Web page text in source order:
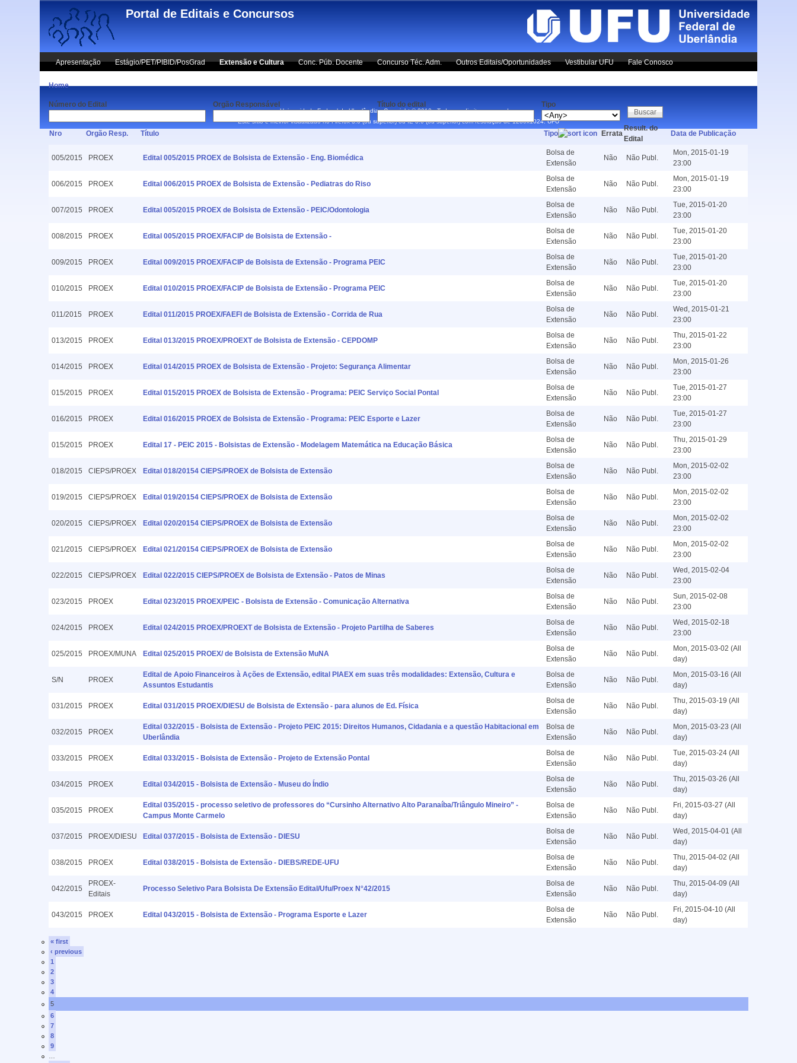
Skip to main content
Portal de Editais e Concursos
Apresentação Estágio/PET/PIBID/PosGrad Extensão e Cultura Conc. Púb. Docente Concurso Téc. Adm. Outros Editais/Oportunidades Vestibular UFU Fale Conosco
Home
Número do Edital Orgão Responsável Título do edital Tipo
Nro Orgão Resp. Título Tipo Errata
Result. do
Edital
Data de Publicação
005/2015 PROEX Edital 005/2015 PROEX de Bolsista de Extensão - Eng. Biomédica
Bolsa de
Extensão
Não Não Publ.
Mon, 2015-01-19
23:00
006/2015 PROEX Edital 006/2015 PROEX de Bolsista de Extensão - Pediatras do Riso
Bolsa de
Extensão
Não Não Publ.
Mon, 2015-01-19
23:00
007/2015 PROEX Edital 005/2015 PROEX de Bolsista de Extensão - PEIC/Odontologia
Bolsa de
Extensão
Não Não Publ.
Tue, 2015-01-20
23:00
008/2015 PROEX Edital 005/2015 PROEX/FACIP de Bolsista de Extensão -
Bolsa de
Extensão
Não Não Publ.
Tue, 2015-01-20
23:00
009/2015 PROEX Edital 009/2015 PROEX/FACIP de Bolsista de Extensão - Programa PEIC
Bolsa de
Extensão
Não Não Publ.
Tue, 2015-01-20
23:00
010/2015 PROEX Edital 010/2015 PROEX/FACIP de Bolsista de Extensão - Programa PEIC
Bolsa de
Extensão
Não Não Publ.
Tue, 2015-01-20
23:00
011/2015 PROEX Edital 011/2015 PROEX/FAEFI de Bolsista de Extensão - Corrida de Rua
Bolsa de
Extensão
Não Não Publ.
Wed, 2015-01-21
23:00
013/2015 PROEX Edital 013/2015 PROEX/PROEXT de Bolsista de Extensão - CEPDOMP
Bolsa de
Extensão
Não Não Publ.
Thu, 2015-01-22
23:00
014/2015 PROEX Edital 014/2015 PROEX de Bolsista de Extensão - Projeto: Segurança Alimentar
Bolsa de
Extensão
Não Não Publ.
Mon, 2015-01-26
23:00
015/2015 PROEX Edital 015/2015 PROEX de Bolsista de Extensão - Programa: PEIC Serviço Social Pontal
Bolsa de
Extensão
Não Não Publ.
Tue, 2015-01-27
23:00
016/2015 PROEX Edital 016/2015 PROEX de Bolsista de Extensão - Programa: PEIC Esporte e Lazer
Bolsa de
Extensão
Não Não Publ.
Tue, 2015-01-27
23:00
015/2015 PROEX Edital 17 - PEIC 2015 - Bolsistas de Extensão - Modelagem Matemática na Educação Básica
Bolsa de
Extensão
Não Não Publ.
Thu, 2015-01-29
23:00
018/2015 CIEPS/PROEX Edital 018/20154 CIEPS/PROEX de Bolsista de Extensão
Bolsa de
Extensão
Não Não Publ.
Mon, 2015-02-02
23:00
019/2015 CIEPS/PROEX Edital 019/20154 CIEPS/PROEX de Bolsista de Extensão
Bolsa de
Extensão
Não Não Publ.
Mon, 2015-02-02
23:00
020/2015 CIEPS/PROEX Edital 020/20154 CIEPS/PROEX de Bolsista de Extensão
Bolsa de
Extensão
Não Não Publ.
Mon, 2015-02-02
23:00
021/2015 CIEPS/PROEX Edital 021/20154 CIEPS/PROEX de Bolsista de Extensão
Bolsa de
Extensão
Não Não Publ.
Mon, 2015-02-02
23:00
022/2015 CIEPS/PROEX Edital 022/2015 CIEPS/PROEX de Bolsista de Extensão - Patos de Minas
Bolsa de
Extensão
Não Não Publ.
Wed, 2015-02-04
23:00
023/2015 PROEX Edital 023/2015 PROEX/PEIC - Bolsista de Extensão - Comunicação Alternativa
Bolsa de
Extensão
Não Não Publ.
Sun, 2015-02-08
23:00
024/2015 PROEX Edital 024/2015 PROEX/PROEXT de Bolsista de Extensão - Projeto Partilha de Saberes
Bolsa de
Extensão
Não Não Publ.
Wed, 2015-02-18
23:00
025/2015 PROEX/MUNA Edital 025/2015 PROEX/ de Bolsista de Extensão MuNA
Bolsa de
Extensão
Não Não Publ.
Mon, 2015-03-02 (All
day)
S/N PROEX
Edital de Apoio Financeiros à Ações de Extensão, edital PIAEX em suas três modalidades: Extensão, Cultura e
Assuntos Estudantis
Bolsa de
Extensão
Não Não Publ.
Mon, 2015-03-16 (All
day)
031/2015 PROEX Edital 031/2015 PROEX/DIESU de Bolsista de Extensão - para alunos de Ed. Física
Bolsa de
Extensão
Não Não Publ.
Thu, 2015-03-19 (All
day)
032/2015 PROEX
Edital 032/2015 - Bolsista de Extensão - Projeto PEIC 2015: Direitos Humanos, Cidadania e a questão Habitacional em
Uberlândia
Bolsa de
Extensão
Não Não Publ.
Mon, 2015-03-23 (All
day)
033/2015 PROEX Edital 033/2015 - Bolsista de Extensão - Projeto de Extensão Pontal
Bolsa de
Extensão
Não Não Publ.
Tue, 2015-03-24 (All
day)
034/2015 PROEX Edital 034/2015 - Bolsista de Extensão - Museu do Índio
Bolsa de
Extensão
Não Não Publ.
Thu, 2015-03-26 (All
day)
035/2015 PROEX
Edital 035/2015 - processo seletivo de professores do “Cursinho Alternativo Alto Paranaíba/Triângulo Mineiro” -
Campus Monte Carmelo
Bolsa de
Extensão
Não Não Publ.
Fri, 2015-03-27 (All
day)
037/2015 PROEX/DIESU Edital 037/2015 - Bolsista de Extensão - DIESU
Bolsa de
Extensão
Não Não Publ.
Wed, 2015-04-01 (All
day)
038/2015 PROEX Edital 038/2015 - Bolsista de Extensão - DIEBS/REDE-UFU
Bolsa de
Extensão
Não Não Publ.
Thu, 2015-04-02 (All
day)
042/2015
PROEX-
Editais
Processo Seletivo Para Bolsista De Extensão Edital/Ufu/Proex N°42/2015
Bolsa de
Extensão
Não Não Publ.
Thu, 2015-04-09 (All
day)
043/2015 PROEX Edital 043/2015 - Bolsista de Extensão - Programa Esporte e Lazer
Bolsa de
Extensão
Não Não Publ.
Fri, 2015-04-10 (All
day)
« first
‹ previous
1
2
3
4
5
6
7
8
9
Universidade Federal de Uberlândia - Copyright © 2010 - Todos os direitos reservados.
Este sítio é melhor visualizado no Firefox 3.0 (ou superior) ou IE 8.0 (ou superior) com resolução de 1280x1024.UFU